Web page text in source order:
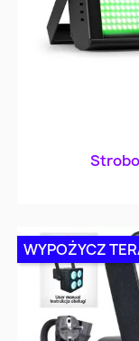
WYPOŻYCZ